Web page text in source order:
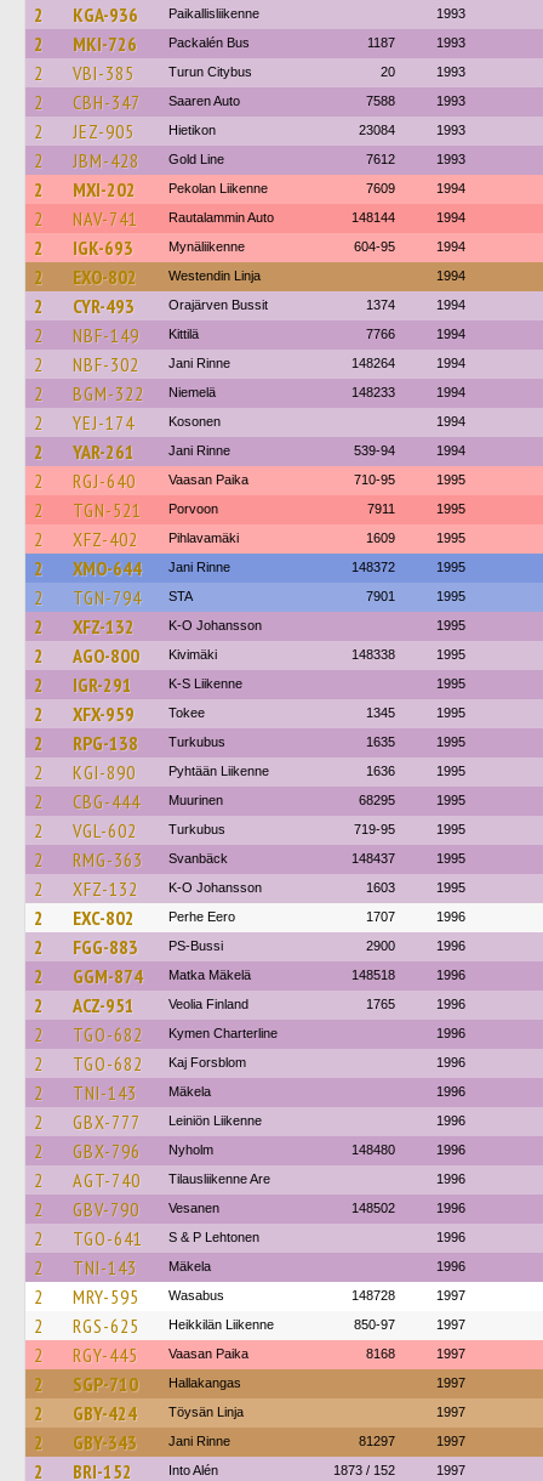
2 KGA-936 Paikallisliikenne 1993
2 MKI-726 Packalén Bus 1187 1993
2 VBI-385 Turun Citybus 20 1993
2 CBH-347 Saaren Auto 7588 1993
2 JEZ-905 Hietikon 23084 1993
2 JBM-428 Gold Line 7612 1993
2 MXI-202 Pekolan Liikenne 7609 1994
2 NAV-741 Rautalammin Auto 148144 1994
2 IGK-693 Mynäliikenne 604-95 1994
2 EXO-802 Westendin Linja 1994
2 CYR-493 Orajärven Bussit 1374 1994
2 NBF-149 Kittilä 7766 1994
2 NBF-302 Jani Rinne 148264 1994
2 BGM-322 Niemelä 148233 1994
2 YEJ-174 Kosonen 1994
2 YAR-261 Jani Rinne 539-94 1994
2 RGJ-640 Vaasan Paika 710-95 1995
2 TGN-521 Porvoon 7911 1995
2 XFZ-402 Pihlavamäki 1609 1995
2 XMO-644 Jani Rinne 148372 1995
2 TGN-794 STA 7901 1995
2 XFZ-132 K-O Johansson 1995
2 AGO-800 Kivimäki 148338 1995
2 IGR-291 K-S Liikenne 1995
2 XFX-959 Tokee 1345 1995
2 RPG-138 Turkubus 1635 1995
2 KGI-890 Pyhtään Liikenne 1636 1995
2 CBG-444 Muurinen 68295 1995
2 VGL-602 Turkubus 719-95 1995
2 RMG-363 Svanbäck 148437 1995
2 XFZ-132 K-O Johansson 1603 1995
2 EXC-802 Perhe Eero 1707 1996
2 FGG-883 PS-Bussi 2900 1996
2 GGM-874 Matka Mäkelä 148518 1996
2 ACZ-951 Veolia Finland 1765 1996
2 TGO-682 Kymen Charterline 1996
2 TGO-682 Kaj Forsblom 1996
2 TNI-143 Mäkela 1996
2 GBX-777 Leiniön Liikenne 1996
2 GBX-796 Nyholm 148480 1996
2 AGT-740 Tilausliikenne Are 1996
2 GBV-790 Vesanen 148502 1996
2 TGO-641 S & P Lehtonen 1996
2 TNI-143 Mäkela 1996
2 MRY-595 Wasabus 148728 1997
2 RGS-625 Heikkilän Liikenne 850-97 1997
2 RGY-445 Vaasan Paika 8168 1997
2 SGP-710 Hallakangas 1997
2 GBY-424 Töysän Linja 1997
2 GBY-343 Jani Rinne 81297 1997
2 BRI-152 Into Alén 1873 / 152 1997